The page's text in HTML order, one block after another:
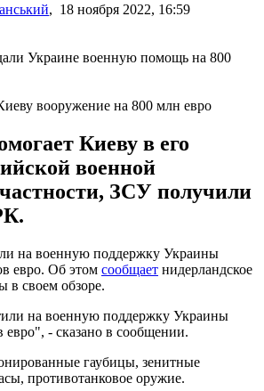
, 18 ноября 2022, 16:59
вооружение на 800 млн евро
Киеву в его
военной
ЗСУ получили
на военную поддержку Украины
евро. Об этом сообщает нидерландское
в своем обзоре.
на военную поддержку Украины
евро", - сказано в сообщении.
гаубицы, зенитные
противотанковое оружие.